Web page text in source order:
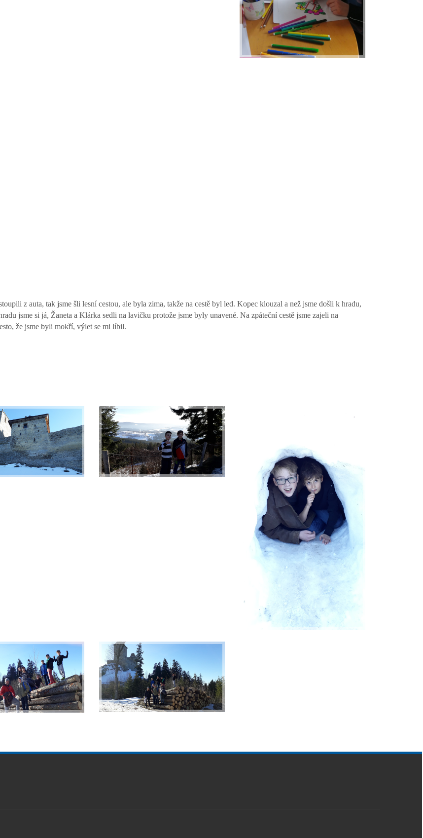
z auta, tak jsme šli lesní cestou, ale byla zima, takže na cestě byl led. Kopec klouzal a než jsme došli k hradu,
jsme si já, Žaneta a Klárka sedli na lavičku protože jsme byly unavené. Na zpáteční cestě jsme zajeli na
že jsme byli mokří, výlet se mi líbil.